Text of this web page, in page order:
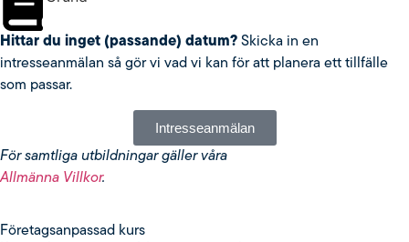
Hittar du inget (passande) datum? Skicka in en
intresseanmälan så gör vi vad vi kan för att planera ett tillfälle
som passar.
Intresseanmälan
För samtliga utbildningar gäller våra
Allmänna Villkor.
Fö­re­tags­an­pas­sad kurs